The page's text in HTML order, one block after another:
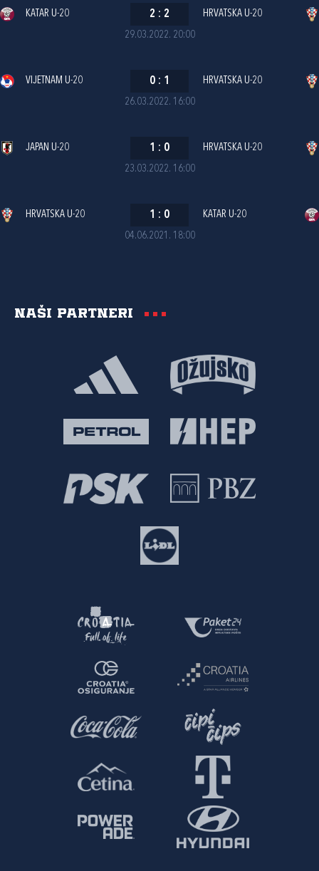
29.03.2022. 20:00
KATAR U-20 2 : 2 HRVATSKA U-20
26.03.2022. 16:00
VIJETNAM U-20 0 : 1 HRVATSKA U-20
23.03.2022. 16:00
JAPAN U-20 1 : 0 HRVATSKA U-20
04.06.2021. 18:00
HRVATSKA U-20 1 : 0 KATAR U-20
Naši partneri